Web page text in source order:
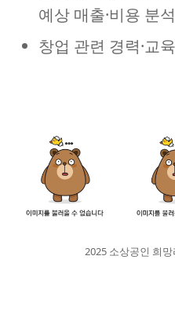
예상 매출·비용 분석
창업 관련 경력·교
2025 소상공인 희